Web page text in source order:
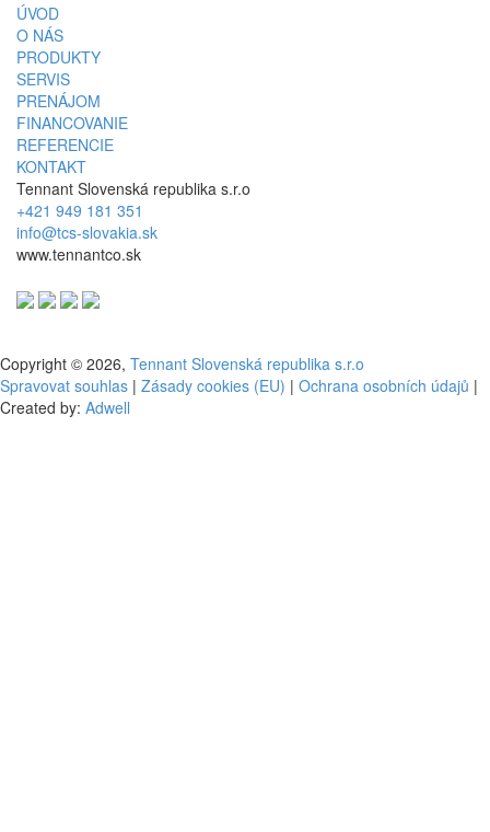
ÚVOD
O NÁS
PRODUKTY
SERVIS
PRENÁJOM
FINANCOVANIE
REFERENCIE
KONTAKT
Tennant Slovenská republika s.r.o
+421 949 181 351
info@tcs-slovakia.sk
www.tennantco.sk
Copyright © 2026, Tennant Slovenská republika s.r.o
Spravovat souhlas | Zásady cookies (EU) | Ochrana osobních údajů |
Created by: Adwell